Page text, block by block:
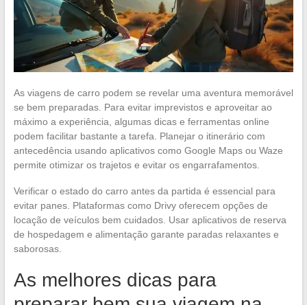
As viagens de carro podem se revelar uma aventura memorável
se bem preparadas. Para evitar imprevistos e aproveitar ao
máximo a experiência, algumas dicas e ferramentas online
podem facilitar bastante a tarefa. Planejar o itinerário com
antecedência usando aplicativos como Google Maps ou Waze
permite otimizar os trajetos e evitar os engarrafamentos.
Verificar o estado do carro antes da partida é essencial para
evitar panes. Plataformas como Drivy oferecem opções de
locação de veículos bem cuidados. Usar aplicativos de reserva
de hospedagem e alimentação garante paradas relaxantes e
saborosas.
As melhores dicas para